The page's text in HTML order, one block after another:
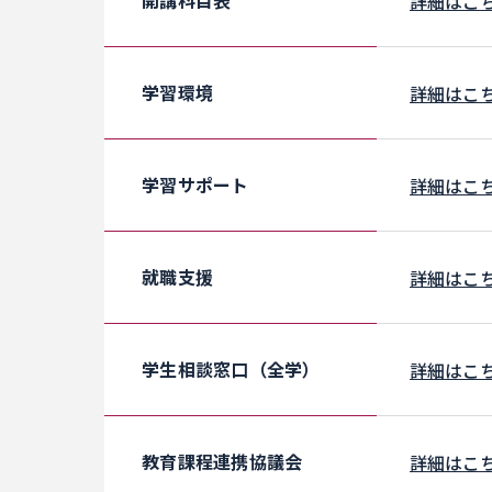
学習環境 詳細はこ
学習サポート 詳細はこ
就職支援 詳細はこ
学生相談窓口（全学） 詳細はこ
教育課程連携協議会 詳細はこ